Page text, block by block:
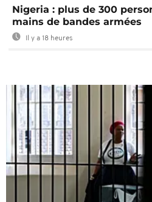
Nigeria : plus de 300
mains de bandes armées
Il y a 18 heures